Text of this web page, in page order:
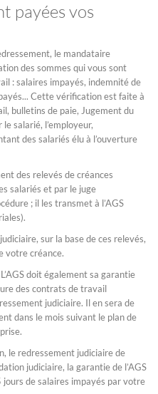
payées vos
le mandataire
des sommes qui vous sont
: salaires impayés, indemnité de
Cette vérification est faite à
bulletins de paie, Jugement du
salarié, l’employeur,
des salariés élu à l’ouverture
des relevés de créances
salariés et par le juge
; il les transmet à l’AGS
sur la base de ces relevés,
votre créance.
doit également sa garantie
des contrats de travail
judiciaire. Il en sera de
dans le mois suivant le plan de
le redressement judiciaire de
judiciaire, la garantie de l’AGS
de salaires impayés par votre